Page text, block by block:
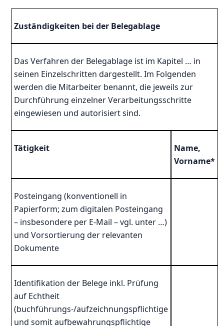
Zuständigkeiten bei der Belegablage
Das Verfahren der Belegablage ist im Kapitel … in
seinen Einzelschritten dargestellt. Im Folgenden
werden die Mitarbeiter benannt, die jeweils zur
Durchführung einzelner Verarbeitungsschritte
eingewiesen und autorisiert sind.
Tätigkeit
Name,
Vorname*
Posteingang (konventionell in
Papierform; zum digitalen Posteingang
– insbesondere per E-Mail – vgl. unter …)
und Vorsortierung der relevanten
Dokumente
Identifikation der Belege inkl. Prüfung
auf Echtheit
(buchführungs-/aufzeichnungspflichtige
und somit aufbewahrungspflichtige